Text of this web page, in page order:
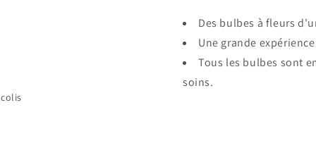
Des bulbes à fleurs
Une grande
Tous les bulbes sont
soins.